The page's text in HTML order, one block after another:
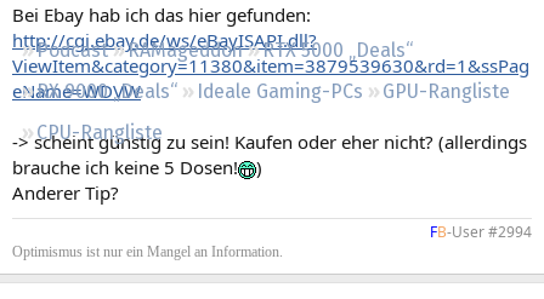
Podcast RAMageddon
RTX 5000 „Deals“
RX 9000 „Deals“
Ideale Gaming-PCs
GPU-Rangliste
CPU-Rangliste
Bei Ebay hab ich das hier gefunden:
http://cgi.ebay.de/ws/eBayISAPI.dll?
ViewItem&category=11380&item=3879539630&rd=1&ssPag
eName=WDVW
-> scheint günstig zu sein! Kaufen oder eher nicht? (allerdings
brauche ich keine 5 Dosen!
)
Anderer Tip?
FB-User #2994​
Optimismus ist nur ein Mangel an Information.